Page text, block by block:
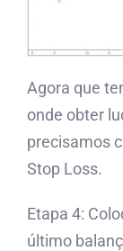
Agora que
onde obter
precisamos
Stop Loss.
Etapa 4:
último